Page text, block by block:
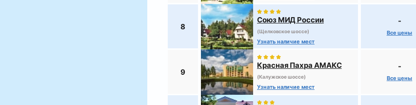
8
Союз МИД России
(Щелковское шоссе)
Узнать наличие мест
-
Все цены
9
Красная Пахра АМАКС
(Калужское шоссе)
Узнать наличие мест
-
Все цены